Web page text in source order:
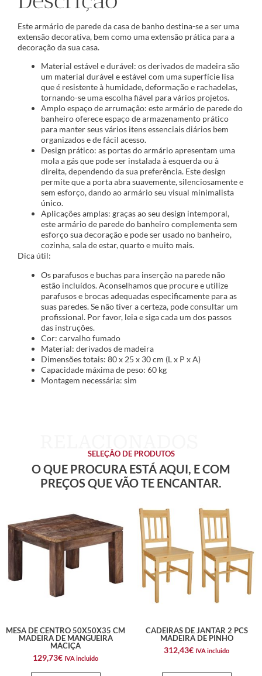
Este armário de parede da casa de banho destina-se a ser uma
extensão decorativa, bem como uma extensão prática para a
decoração da sua casa.
Material estável e durável: os derivados de madeira são
um material durável e estável com uma superfície lisa
que é resistente à humidade, deformação e rachadelas,
tornando-se uma escolha fiável para vários projetos.
Amplo espaço de arrumação: este armário de parede do
banheiro oferece espaço de armazenamento prático
para manter seus vários itens essenciais diários bem
organizados e de fácil acesso.
Design prático: as portas do armário apresentam uma
mola a gás que pode ser instalada à esquerda ou à
direita, dependendo da sua preferência. Este design
permite que a porta abra suavemente, silenciosamente e
sem esforço, dando ao armário seu visual minimalista
único.
Aplicações amplas: graças ao seu design intemporal,
este armário de parede do banheiro complementa sem
esforço sua decoração e pode ser usado no banheiro,
cozinha, sala de estar, quarto e muito mais.
Dica útil:
Os parafusos e buchas para inserção na parede não
estão incluídos. Aconselhamos que procure e utilize
parafusos e brocas adequadas especificamente para as
suas paredes. Se não tiver a certeza, pode consultar um
profissional. Por favor, leia e siga cada um dos passos
das instruções.
Cor: carvalho fumado
Material: derivados de madeira
Dimensões totais: 80 x 25 x 30 cm (L x P x A)
Capacidade máxima de peso: 60 kg
Montagem necessária: sim
SELEÇÃO DE PRODUTOS
O QUE PROCURA ESTÁ AQUI, E COM
PREÇOS QUE VÃO TE ENCANTAR.
MESA DE CENTRO 50X50X35 CM
MADEIRA DE MANGUEIRA
MACIÇA
129,73€ IVA incluido
CADEIRAS DE JANTAR 2 PCS
MADEIRA DE PINHO
312,43€ IVA incluido